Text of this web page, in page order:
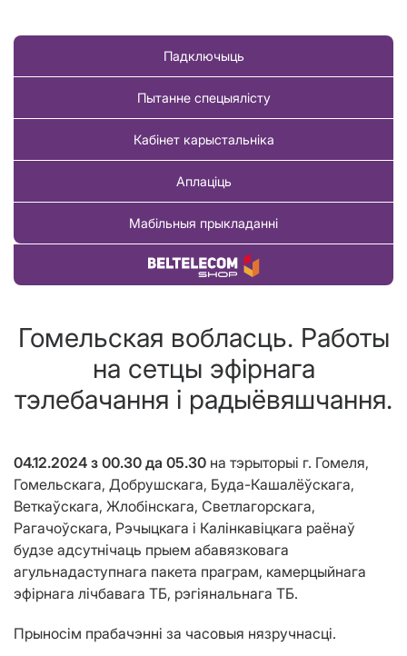
Падключыць
Пытанне спецыялісту
Кабінет карыстальніка
Аплаціць
Мабільныя прыкладанні
Купіць тавар
Гомельская вобласць. Работы
на сетцы эфірнага
тэлебачання і радыёвяшчання.
04.12.2024 з 00.30 да 05.30 на тэрыторыі г. Гомеля,
Гомельскага, Добрушскага, Буда-Кашалёўскага,
Веткаўскага, Жлобінскага, Светлагорскага,
Рагачоўскага, Рэчыцкага і Калінкавіцкага раёнаў
будзе адсутнічаць прыем абавязковага
агульнадаступнага пакета праграм, камерцыйнага
эфірнага лічбавага ТБ, рэгіянальнага ТБ.
Прыносім прабачэнні за часовыя нязручнасці.